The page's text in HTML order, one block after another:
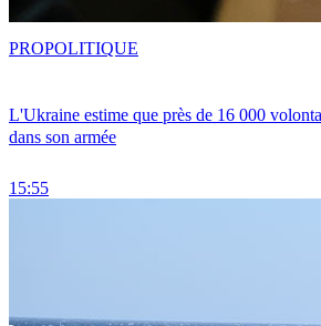
L'Ukraine estime que près de 16 000
dans son armée
15:55
PROPOLITIQUE